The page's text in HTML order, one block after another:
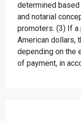
determined
and notarial
promoters. (3) If
American dollars,
depending on the
of payment, in